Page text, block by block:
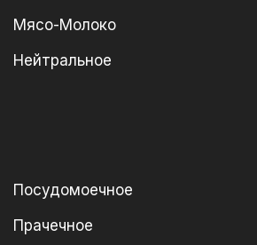
Мясо-Молоко
Нейтральное
Посудомоечное
Прачечное